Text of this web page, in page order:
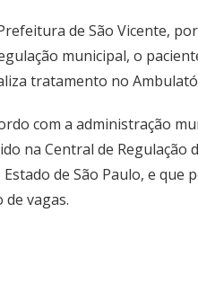
de São Vicente,
municipal, o
tratamento no
com a administração
na Central de Regulação
Estado de São Paulo, e
de vagas.